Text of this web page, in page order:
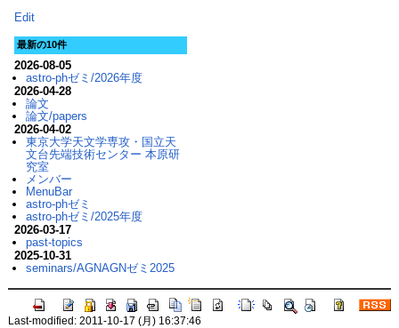
Edit
最新の10件
2026-08-05
astro-phゼミ/2026年度
2026-04-28
論文
論文/papers
2026-04-02
東京大学天文学専攻・国立天
文台先端技術センター 本原研
究室
メンバー
MenuBar
astro-phゼミ
astro-phゼミ/2025年度
2026-03-17
past-topics
2025-10-31
seminars/AGNAGNゼミ2025
Last-modified: 2011-10-17 (月) 16:37:46